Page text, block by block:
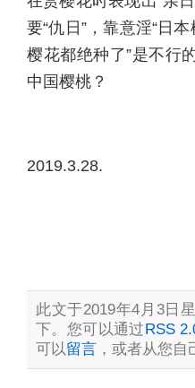
要“仇日”，靠意淫“日
樱花都绝种了”是不行
中国樱桃？
2019.3.28.
此文于2019年4月3日
下。您可以通过RSS
可以留言 ，或者从您自